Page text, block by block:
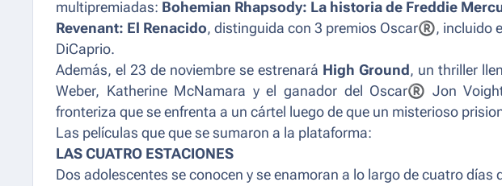
multipremiadas: Bohemian Rhapsody: La historia de Freddie
Revenant: El Renacido, distinguida con 3 premios Oscar®︎︎︎︎, incluido
DiCaprio.
Además, el 23 de noviembre se estrenará High Ground, un thriller
Weber, Katherine McNamara y el ganador del Oscar®
Jon
fronteriza que se enfrenta a un cártel luego de que un misterioso
Las películas que que se sumaron a la plataforma:
LAS CUATRO ESTACIONES
Dos adolescentes se conocen y se enamoran a lo largo de cuatro días